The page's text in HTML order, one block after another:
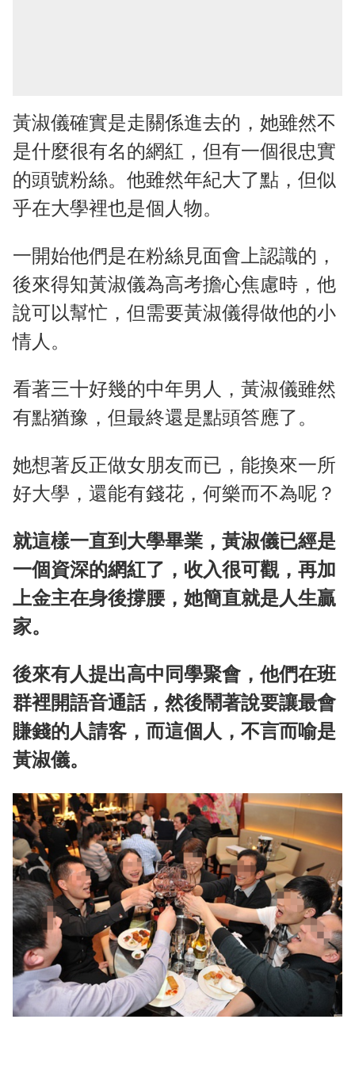
黃淑儀確實是走關係進去的，她雖然不
是什麼很有名的網紅，但有一個很忠實
的頭號粉絲。他雖然年紀大了點，但似
乎在大學裡也是個人物。
一開始他們是在粉絲見面會上認識的，
後來得知黃淑儀為高考擔心焦慮時，他
說可以幫忙，但需要黃淑儀得做他的小
情人。
看著三十好幾的中年男人，黃淑儀雖然
有點猶豫，但最終還是點頭答應了。
她想著反正做女朋友而已，能換來一所
好大學，還能有錢花，何樂而不為呢？
就這樣一直到大學畢業，黃淑儀已經是
一個資深的網紅了，收入很可觀，再加
上金主在身後撐腰，她簡直就是人生贏
家。
後來有人提出高中同學聚會，他們在班
群裡開語音通話，然後鬧著說要讓最會
賺錢的人請客，而這個人，不言而喻是
黃淑儀。